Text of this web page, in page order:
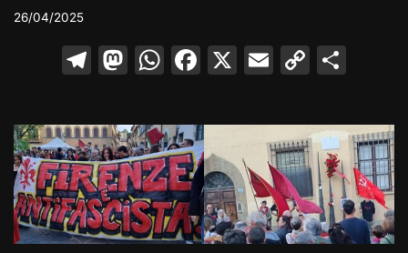
26/04/2025
T
e
gr
a
m
M
st
o
d
o
n
W
at
s
A
p
p
F
c
e
b
o
o
X E
ai
l
C
p
y
Li
n
k
n
di
vi
di